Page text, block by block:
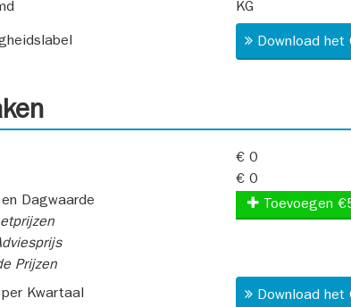
KG
Download
€ 0
€ 0
Dagwaarde
Prijzen
Toevoegen
Kwartaal Download